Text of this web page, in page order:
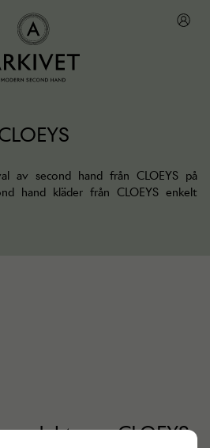
av second hand från CLOEYS på
hand kläder från CLOEYS enkelt
avCLOEYS